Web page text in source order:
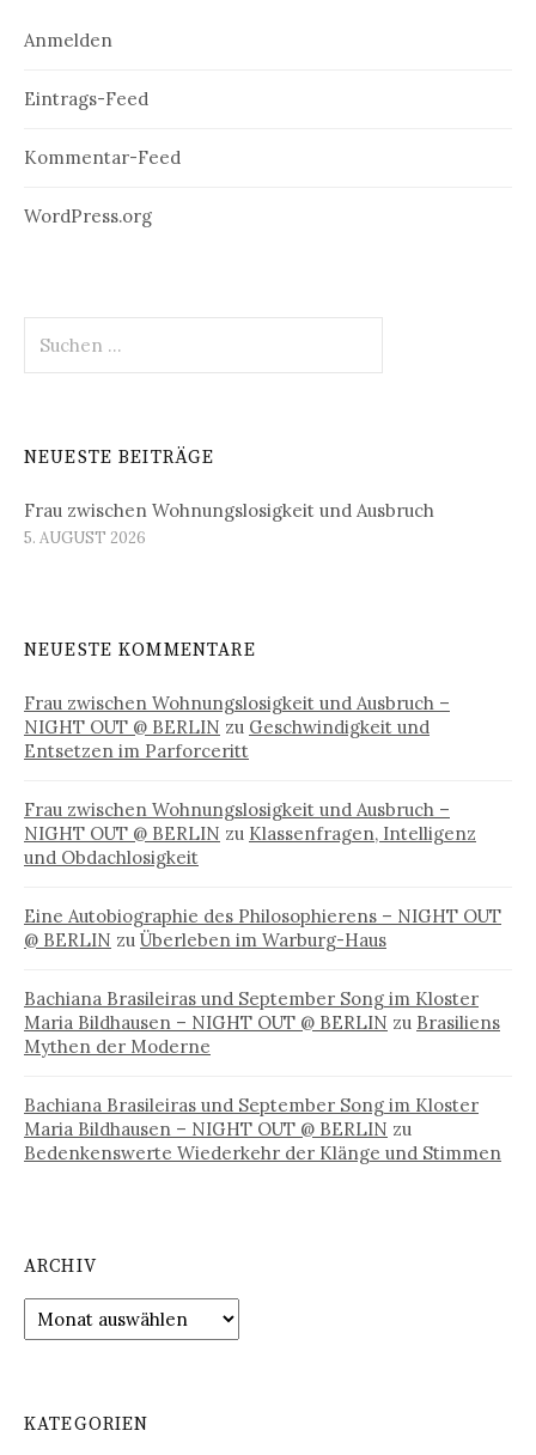
Anmelden
Eintrags-Feed
Kommentar-Feed
WordPress.org
nach:
NEUESTE BEITRÄGE
Frau zwischen Wohnungslosigkeit und Ausbruch
5. AUGUST 2026
NEUESTE KOMMENTARE
Frau zwischen Wohnungslosigkeit und Ausbruch –
NIGHT OUT @ BERLIN zu Geschwindigkeit und
Entsetzen im Parforceritt
Frau zwischen Wohnungslosigkeit und Ausbruch –
NIGHT OUT @ BERLIN zu Klassenfragen, Intelligenz
und Obdachlosigkeit
Eine Autobiographie des Philosophierens – NIGHT OUT
@ BERLIN zu Überleben im Warburg-Haus
Bachiana Brasileiras und September Song im Kloster
Maria Bildhausen – NIGHT OUT @ BERLIN zu Brasiliens
Mythen der Moderne
Bachiana Brasileiras und September Song im Kloster
Maria Bildhausen – NIGHT OUT @ BERLIN zu
Bedenkenswerte Wiederkehr der Klänge und Stimmen
ARCHIV
Archiv
KATEGORIEN